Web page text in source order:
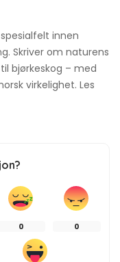
innen
Skriver om naturens
bjørkeskog – med
virkelighet. Les
0 0